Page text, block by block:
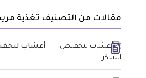
مقالات من التصنيف تغذية
أعشاب